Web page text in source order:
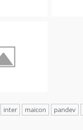
inter maicon pandev